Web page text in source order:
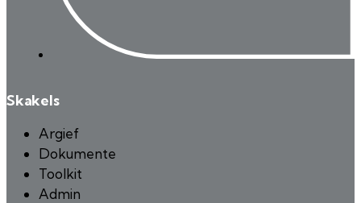
Skakels
Argief
Dokumente
Toolkit
Admin